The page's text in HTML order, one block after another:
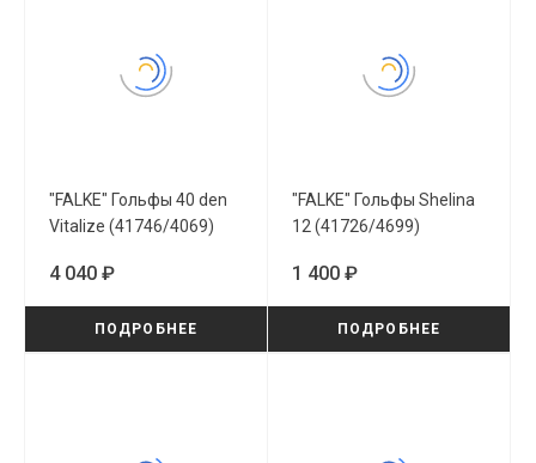
"FALKE" Гольфы 40 den
Vitalize (41746/4069)
4 040 ₽
ПОДРОБНЕЕ
"FALKE" Гольфы Shelina
12 (41726/4699)
1 400 ₽
ПОДРОБНЕЕ